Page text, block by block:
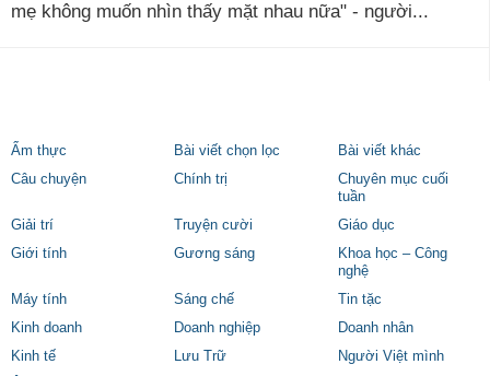
mẹ không muốn nhìn thấy mặt nhau nữa" - người...
Ẩm thực Bài viết chọn lọc
Bài viết khác
Câu chuyện
Chính trị
Chuyên mục cuối
tuần
Giải trí
Truyện cười
Giáo dục
Giới tính
Gương sáng
Khoa học – Công
nghệ
Máy tính
Sáng chế
Tin tặc
Kinh doanh
Doanh nghiệp
Doanh nhân
Kinh tế
Lưu Trữ
Người Việt mình